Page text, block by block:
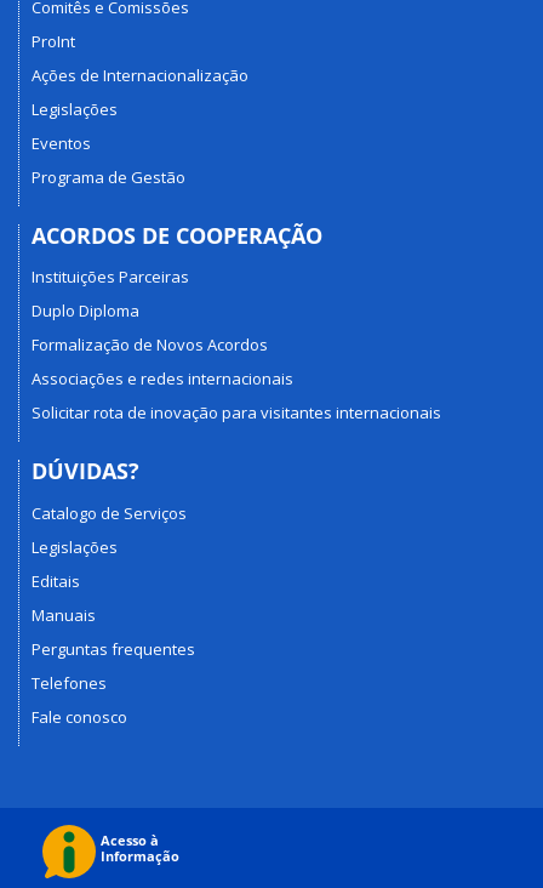
Comitês e Comissões
ProInt
Ações de Internacionalização
Legislações
Eventos
Programa de Gestão
ACORDOS DE COOPERAÇÃO
Instituições Parceiras
Duplo Diploma
Formalização de Novos Acordos
Associações e redes internacionais
Solicitar rota de inovação para visitantes internacionais
DÚVIDAS?
Catalogo de Serviços
Legislações
Editais
Manuais
Perguntas frequentes
Telefones
Fale conosco